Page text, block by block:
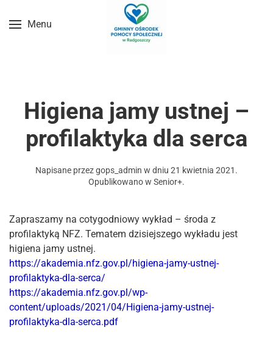
Przejdź do treści głównej
Menu
Higiena jamy ustnej –
profilaktyka dla serca
Napisane przezgops_admin w dniu 21 kwietnia 2021 .
Opublikowano w Senior+.
Zapraszamy na cotygodniowy wykład – środa z
profilaktyką NFZ. Tematem dzisiejszego wykładu jest
higiena jamy ustnej.
https://akademia.nfz.gov.pl/higiena-jamy-ustnej-
profilaktyka-dla-serca/
https://akademia.nfz.gov.pl/wp-
content/uploads/2021/04/Higiena-jamy-ustnej-
profilaktyka-dla-serca.pdf